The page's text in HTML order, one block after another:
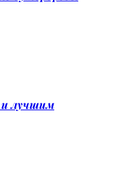
и лучшим